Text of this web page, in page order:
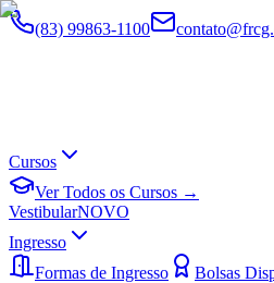
(83) 99863-1100
Cursos
Ver Todos os Cursos →
VestibularNOVO
Ingresso
Formas de Ingresso
Bolsas